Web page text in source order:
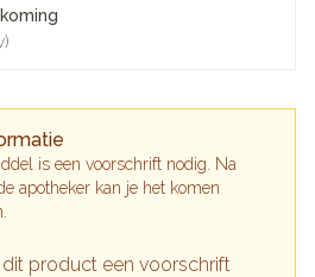
is een voorschrift nodig. Na
apotheker kan je het komen
dit product een voorschrift